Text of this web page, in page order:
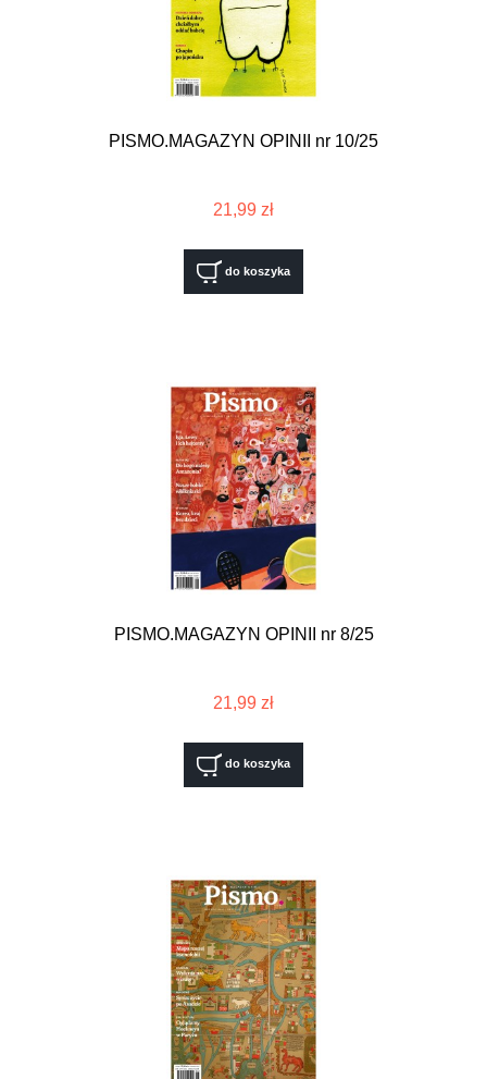
PISMO.MAGAZYN OPINII nr 10/25
21,99 zł
do koszyka
PISMO.MAGAZYN OPINII nr 8/25
21,99 zł
do koszyka